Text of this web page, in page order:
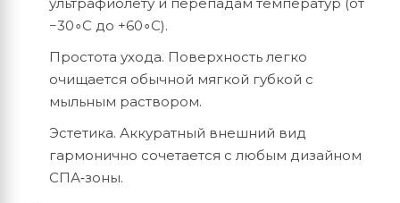
−30∘C до +60∘C).
Простота ухода. Поверхность легко
очищается обычной мягкой губкой с
мыльным раствором.
Эстетика. Аккуратный внешний вид
гармонично сочетается с любым дизайном
СПА‑зоны.